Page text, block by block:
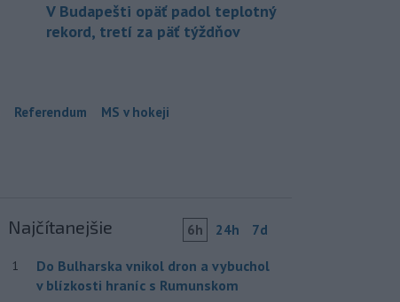
V Budapešti opäť padol teplotný
rekord, tretí za päť týždňov
Referendum MS v hokeji
Najčítanejšie 6h 24h 7d
1
Do Bulharska vnikol dron a vybuchol
v blízkosti hraníc s Rumunskom